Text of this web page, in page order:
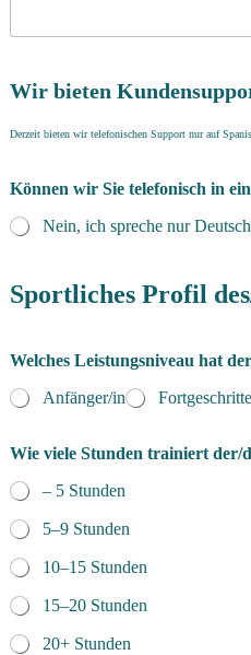
Wir bieten
Derzeit bieten wir telefonischen Support nur auf
Können wir Sie telefonisch in
Nein, ich spreche nur Deutsch
Sportliches Profil
Welches Leistungsniveau hat
Anfänger/in
Wie viele Stunden trainiert der/
– 5 Stunden
5–9 Stunden
10–15 Stunden
15–20 Stunden
20+ Stunden